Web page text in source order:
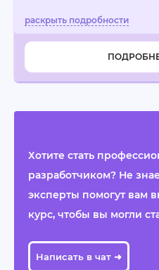
Хотите стать
разработчиком? Не
эксперты помогут вам
курс, чтобы вы могли
Написать в чат ➜